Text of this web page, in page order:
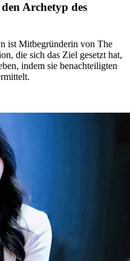
Archetyp des
ist Mitbegründerin von The
die sich das Ziel gesetzt hat,
indem sie benachteiligten